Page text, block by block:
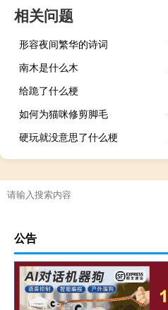
相关问题
形容夜间繁华的诗词
南木是什么木
给跪了什么梗
如何为猫咪修剪脚毛
硬玩就没意思了什么梗
公告